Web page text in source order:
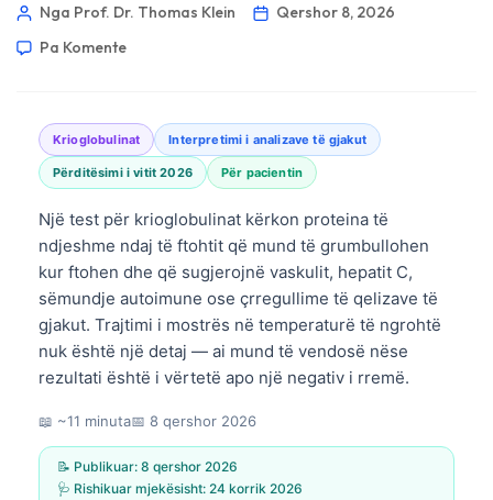
Nga Prof. Dr. Thomas Klein
Qershor 8, 2026
Pa Komente
Krioglobulinat Interpretimi i analizave të gjakut
Përditësimi i vitit 2026 Për pacientin
Një test për krioglobulinat kërkon proteina të
ndjeshme ndaj të ftohtit që mund të grumbullohen
kur ftohen dhe që sugjerojnë vaskulit, hepatit C,
sëmundje autoimune ose çrregullime të qelizave të
gjakut. Trajtimi i mostrës në temperaturë të ngrohtë
nuk është një detaj — ai mund të vendosë nëse
rezultati është i vërtetë apo një negativ i rremë.
📖 ~11 minuta📅 8 qershor 2026
📝 Publikuar: 8 qershor 2026
🩺 Rishikuar mjekësisht: 24 korrik 2026